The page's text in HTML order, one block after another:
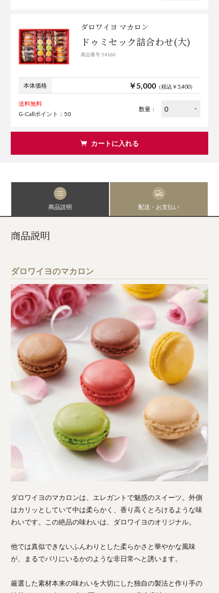
ダロワイヨ マカロン
ドゥミセック詰合わせ(大)
商品番号 54160
本体価格 ￥5,000（税込￥5,400）
送料無料
G-Callポイント：50
数量：
カートに入れる
商品説明 配送・お支払い
商品説明
ダロワイヨのマカロン
ダロワイヨのマカロンは、エレガントで魅惑のスイーツ。外側
はカリッとしていて中は柔らかく、香り高くとろけるような味
わいです。この絶品の味わいは、ダロワイヨのオリジナル。
他では真似できないふんわりとした柔らかさと華やかな風味
が、まるでパリにいるかのような非日常へと誘います。
厳選した素材本来の味わいを大切にした独自の製法と作り手の